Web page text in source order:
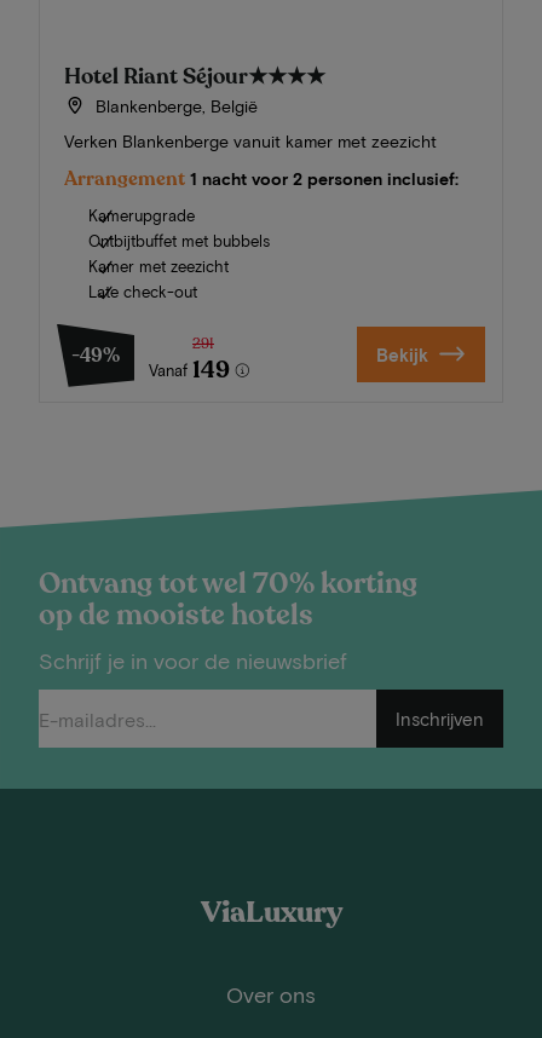
Hotel Riant Séjour★★★★
Blankenberge, België
Verken Blankenberge vanuit kamer met zeezicht
Arrangement 1 nacht voor 2 personen inclusief:
Kamerupgrade
Ontbijtbuffet met bubbels
Kamer met zeezicht
Late check-out
-49%
Vanaf
291
149 Bekijk
Ontvang tot wel 70% korting
op de mooiste hotels
Schrijf je in voor de nieuwsbrief
Inschrijven
ViaLuxury
Over ons